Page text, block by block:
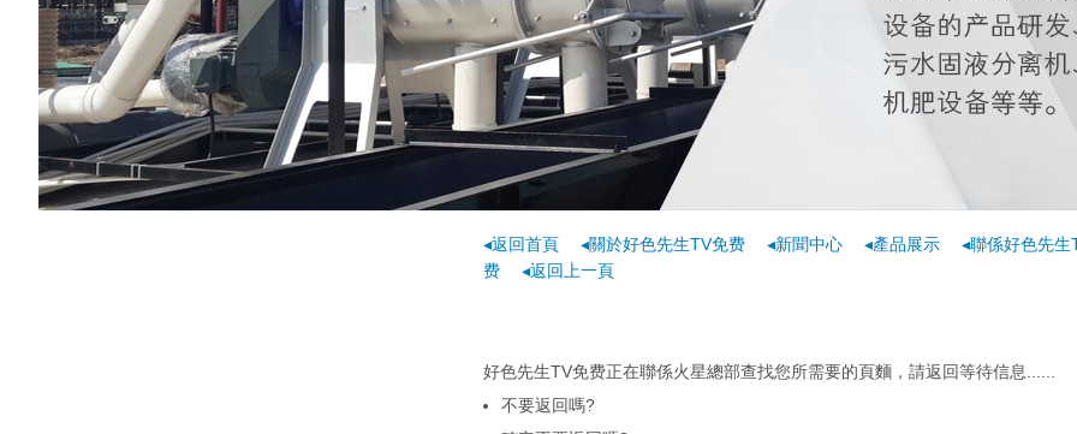
◂返回首頁 ◂關於好色先生TV免费 ◂新聞中心 ◂產品展示
◂聯係好色先生
费
◂返回上一頁
好色先生TV免费正在聯係火星總部查找您所需要的頁麵，請返回等待信息......
不要返回嗎?